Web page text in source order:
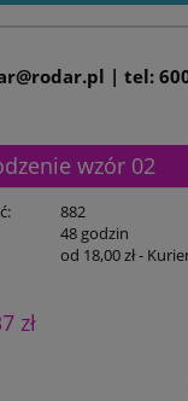
| tel:
wzór 02
882
48 godzin
od 18,00 zł-
zł